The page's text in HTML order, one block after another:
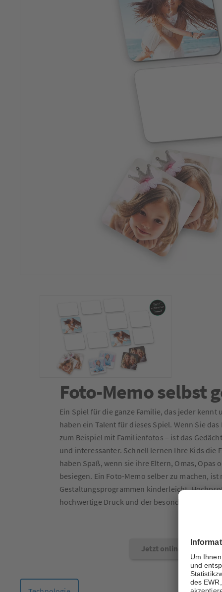
Foto-Memo selbst
Ein Spiel für die ganze Familie, das jeder kennt
haben ein Talent für dieses Spiel. Wenn Sie
zum Beispiel mit Familienfotos – ist das
und interessanter. Schnell lernen Ihre Kids die
haben Spaß, wenn sie ihre Eltern, Omas, Opas
besiegen. Ein Foto-Memo selber zu machen,
Gestaltungsprogrammen kinderleicht.
hochwertige Druck und der besonders feste
Jetzt online gestalten